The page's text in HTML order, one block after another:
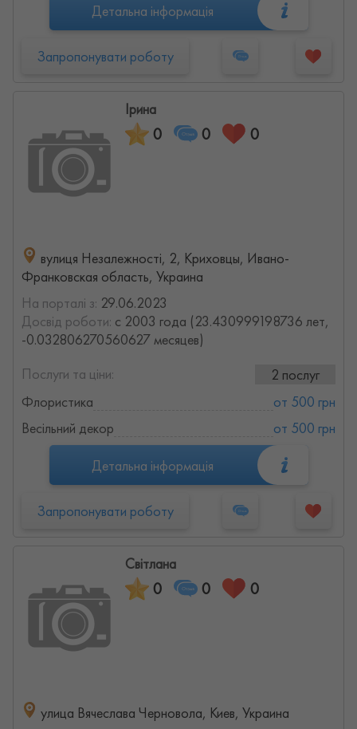
Детальна інформація
Запропонувати роботу
Ірина
0 0 0
вулиця Незалежності, 2, Криховцы, Ивано-
Франковская область, Украина
На порталі з: 29.06.2023
Досвід роботи: с 2003 года (23.430999198736 лет,
-0.032806270560627 месяцев)
Послуги та ціни:
2 послуг
Флористика
от 500 грн
Весільний декор
от 500 грн
Детальна інформація
Запропонувати роботу
Світлана
0 0 0
улица Вячеслава Черновола, Киев, Украина